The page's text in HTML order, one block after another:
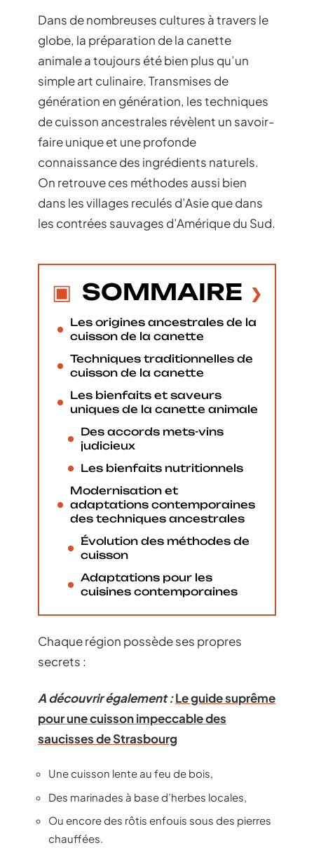
Dans de nombreuses cultures à travers le
globe, la préparation de la canette
animale a toujours été bien plus qu’un
simple art culinaire. Transmises de
génération en génération, les techniques
de cuisson ancestrales révèlent un savoir-
faire unique et une profonde
connaissance des ingrédients naturels.
On retrouve ces méthodes aussi bien
dans les villages reculés d’Asie que dans
les contrées sauvages d’Amérique du Sud.
SOMMAIRE
Les origines ancestrales de la
cuisson de la canette
Techniques traditionnelles de
cuisson de la canette
Les bienfaits et saveurs
uniques de la canette animale
Des accords mets-vins
judicieux
Les bienfaits nutritionnels
Modernisation et
adaptations contemporaines
des techniques ancestrales
Évolution des méthodes de
cuisson
Adaptations pour les
cuisines contemporaines
Chaque région possède ses propres
secrets :
A découvrir également :Le guide suprême
pour une cuisson impeccable des
saucisses de Strasbourg
Une cuisson lente au feu de bois,
Des marinades à base d’herbes locales,
Ou encore des rôtis enfouis sous des pierres
chauffées.